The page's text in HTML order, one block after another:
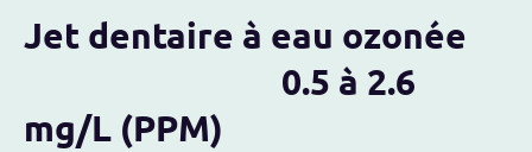
Jet dentaire à eau ozonée
0.5 à 2.6
mg/L (PPM)